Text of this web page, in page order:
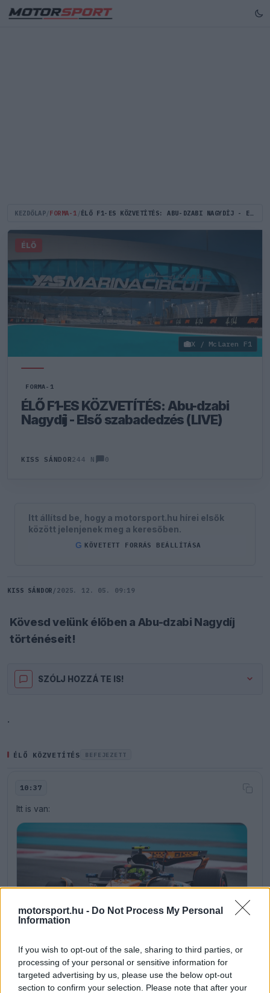
motorsport.hu - Do Not Process My Personal
Information
If you wish to opt-out of the sale, sharing to third parties, or
processing of your personal or sensitive information for
targeted advertising by us, please use the below opt-out
section to confirm your selection. Please note that after your
KEZDŐLAP FORMA-1 ÉLŐ F1-ES KÖZVETÍTÉS: ABU-DZABI NAGYDÍJ - ELSŐ SZABADEDZÉS (LIVE)
ÉLŐ
X / McLaren F1
FORMA-1
ÉLŐ F1-ES KÖZVETÍTÉS: Abu-dzabi
Nagydíj - Első szabadedzés (LIVE)
KISS SÁNDOR244 N 0
Itt állítsd be, hogy a motorsport.hu hírei elsők
között jelenjenek meg a keresőben.
G KÖVETETT FORRÁS BEÁLLÍTÁSA
KISS SÁNDOR / 2025. 12. 05. 09:19
Kövesd velünk élőben a Abu-dzabi Nagydíj
történéseit!
SZÓLJ HOZZÁ TE IS!
.
ÉLŐ KÖZVETÍTÉS BEFEJEZETT
10:37
Itt is van:
16 ezred döntött csupán az első hármas között,
Norris vitte az FP1-et Abu-Dzabiban